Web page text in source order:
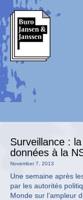
Surveillance :
données à la
November 7, 2013
Une semaine après
par les autorités
Monde sur l’ampleur